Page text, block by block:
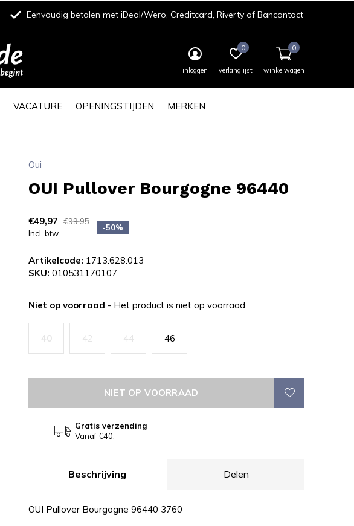
VACATURE OPENINGSTIJDEN MERKEN
inloggen verlanglijst
0
winkelwagen
0
Eenvoudig betalen met iDeal/Wero, Creditcard, Riverty of Bancontact
Oui
OUI Pullover Bourgogne 96440
€49,97
€99,95
Incl. btw
-50%
Artikelcode: 1713.628.013
SKU: 010531170107
Niet op voorraad - Het product is niet op voorraad.
40 42 44 46
NIET OP VOORRAAD
Gratis verzending
Vanaf €40,-
Beschrijving Delen
OUI Pullover Bourgogne 96440 3760